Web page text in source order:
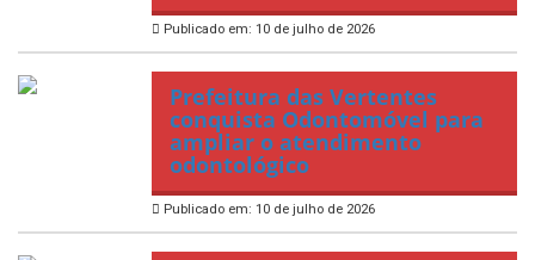
Publicado em: 10 de julho de 2026
Prefeitura das Vertentes
conquista Odontomóvel para
ampliar o atendimento
odontológico
Publicado em: 10 de julho de 2026